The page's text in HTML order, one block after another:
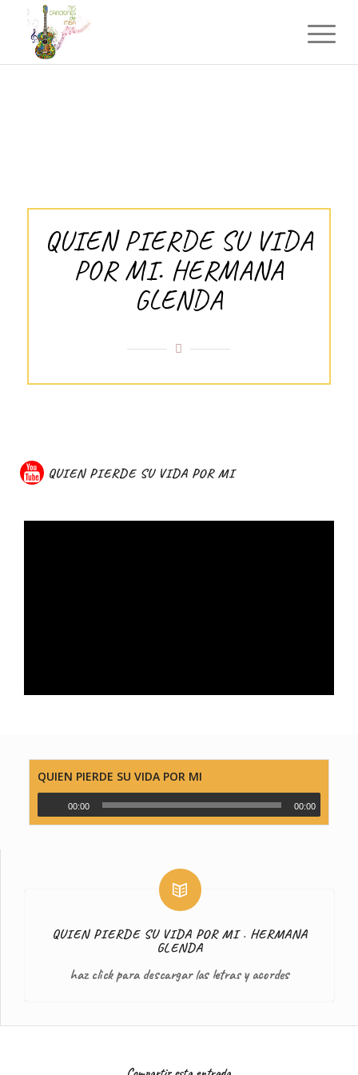
QUIEN PIERDE SU VIDA
POR MI. HERMANA
GLENDA
QUIEN PIERDE SU VIDA POR MI
QUIEN PIERDE SU VIDA POR MI
00:00 00:00
QUIEN PIERDE SU VIDA POR MI . HERMANA
GLENDA
haz click para descargar las letras y acordes